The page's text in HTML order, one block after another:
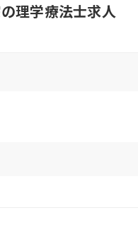
理学療法士求人